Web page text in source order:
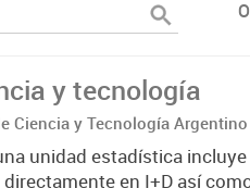
y tecnología
Ciencia y Tecnología Argentino
unidad estadística
en I+D así